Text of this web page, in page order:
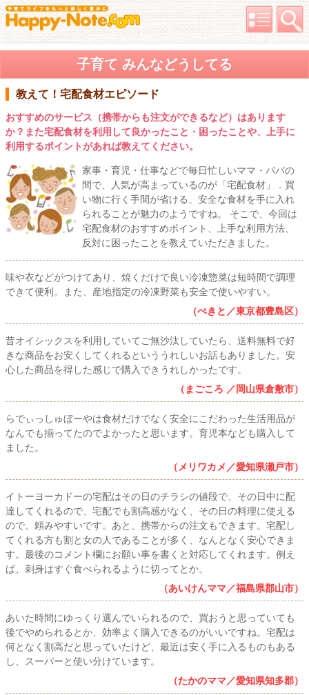
子育て みんなどうしてる
教えて！宅配食材エピソード
おすすめのサービス（携帯からも注文ができるなど）はあります
か？また宅配食材を利用して良かったこと・困ったことや、上手に
利用するポイントがあれば教えてください。
家事・育児・仕事などで毎日忙しいママ・パパの
間で、人気が高まっているのが「宅配食材」．買
い物に行く手間が省ける、安全な食材を手に入れ
られることが魅力のようですね。 そこで、今回は
宅配食材のおすすめポイント、上手な利用方法、
反対に困ったことを教えていただきました。
味や衣などがつけてあり、焼くだけで良い冷凍惣菜は短時間で調理
できて便利。また、産地指定の冷凍野菜も安全で使いやすい。
（ぺきと／東京都豊島区）
昔オイシックスを利用していてご無沙汰していたら、送料無料で好
きな商品をお安くしてくれるといううれしいお話もありました。安
心した商品を得した感じで購入できうれしかったです。
（まごころ ／岡山県倉敷市）
らでぃっしゅぼーやは食材だけでなく安全にこだわった生活用品が
なんでも揃ってたのでよかったと思います。育児本なども購入して
ました。
（メリワカメ／愛知県瀬戸市）
イトーヨーカドーの宅配はその日のチラシの値段で、その日中に配
達してくれるので、宅配でも割高感がなく、その日の料理に使える
ので、頼みやすいです。あと、携帯からの注文もできます。宅配し
てくれる方も割と女の人であることが多く、なんとなく安心できま
す。最後のコメント欄にお願い事を書くと対応してくれます。例え
ば、刺身はすぐ食べられるように切ってとか。
（あいけんママ／福島県郡山市）
あいた時間にゆっくり選んでいられるので、買おうと思っていても
後でやめられるとか、効率よく購入できるのがいいですね。宅配は
何となく割高だと思っていたけど、最近は安く手に入るものもある
し、スーパーと使い分けています。
（たかのママ／愛知県知多郡）